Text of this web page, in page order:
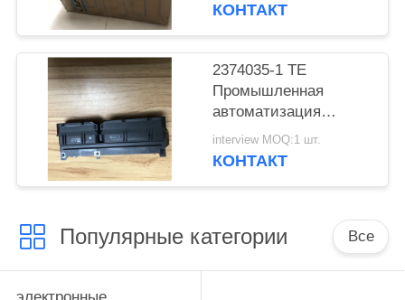
КОНТАКТ
2374035-1 TE
Промышленная
автоматизация
Потребительская
электроника
interview MOQ:1 шт.
КОНТАКТ
Популярные категории Все